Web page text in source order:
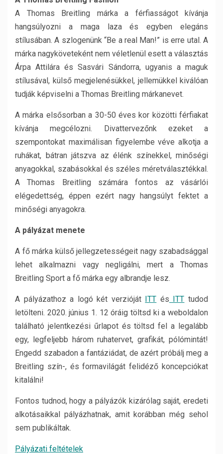
A Thomas Breitling márka a férfiasságot kívánja
hangsúlyozni a maga laza és egyben elegáns
stílusában. A szlogenünk “Be a real Man!” is erre utal. A
márka nagyköveteként nem véletlenül esett a választás
Árpa Attilára és Sasvári Sándorra, ugyanis a maguk
stílusával, külső megjelenésükkel, jellemükkel kiválóan
tudják képviselni a Thomas Breitling márkanevet.
A márka elsősorban a 30-50 éves kor közötti férfiakat
kívánja megcélozni. Divattervezőnk ezeket a
szempontokat maximálisan figyelembe véve alkotja a
ruhákat, bátran játszva az élénk színekkel, minőségi
anyagokkal, szabásokkal és széles méretválasztékkal.
A Thomas Breitling számára fontos az vásárlói
elégedettség, éppen ezért nagy hangsúlyt fektet a
minőségi anyagokra.
A pályázat menete
A fő márka külső jellegzetességeit nagy szabadsággal
lehet alkalmazni vagy negligálni, mert a Thomas
Breitling Sport a fő márka egy albrandje lesz.
A pályázathoz a logó két verzióját ITT és ITT tudod
letölteni. 2020. június 1. 12 óráig töltsd ki a weboldalon
található jelentkezési űrlapot és töltsd fel a legalább
egy, legfeljebb három ruhatervet, grafikát, pólómintát!
Engedd szabadon a fantáziádat, de azért próbálj meg a
Breitling szín-, és formavilágát felidéző koncepciókat
kitalálni!
Fontos tudnod, hogy a pályázók kizárólag saját, eredeti
alkotásaikkal pályázhatnak, amit korábban még sehol
sem publikáltak.
Pályázati feltételek